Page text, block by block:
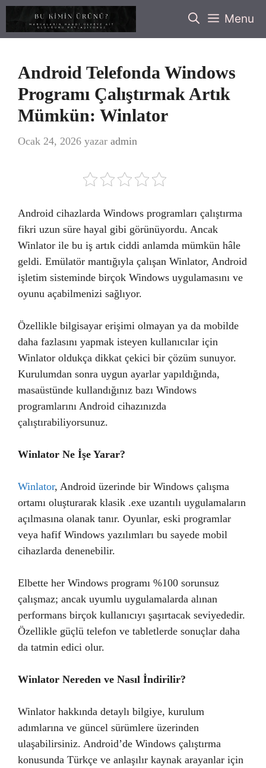
İçeriğe
Menu
Android Telefonda Windows
Programı Çalıştırmak Artık
Mümkün: Winlator
Ocak 24, 2026 yazar admin
Android cihazlarda Windows programları çalıştırma
fikri uzun süre hayal gibi görünüyordu. Ancak
Winlator ile bu iş artık ciddi anlamda mümkün hâle
geldi. Emülatör mantığıyla çalışan Winlator, Android
işletim sisteminde birçok Windows uygulamasını ve
oyunu açabilmenizi sağlıyor.
Özellikle bilgisayar erişimi olmayan ya da mobilde
daha fazlasını yapmak isteyen kullanıcılar için
Winlator oldukça dikkat çekici bir çözüm sunuyor.
Kurulumdan sonra uygun ayarlar yapıldığında,
masaüstünde kullandığınız bazı Windows
programlarını Android cihazınızda
çalıştırabiliyorsunuz.
Winlator Ne İşe Yarar?
Winlator, Android üzerinde bir Windows çalışma
ortamı oluşturarak klasik .exe uzantılı uygulamaların
açılmasına olanak tanır. Oyunlar, eski programlar
veya hafif Windows yazılımları bu sayede mobil
cihazlarda denenebilir.
Elbette her Windows programı %100 sorunsuz
çalışmaz; ancak uyumlu uygulamalarda alınan
performans birçok kullanıcıyı şaşırtacak seviyededir.
Özellikle güçlü telefon ve tabletlerde sonuçlar daha
da tatmin edici olur.
Winlator Nereden ve Nasıl İndirilir?
Winlator hakkında detaylı bilgiye, kurulum
adımlarına ve güncel sürümlere üzerinden
ulaşabilirsiniz. Android’de Windows çalıştırma
konusunda Türkçe ve anlaşılır kaynak arayanlar için